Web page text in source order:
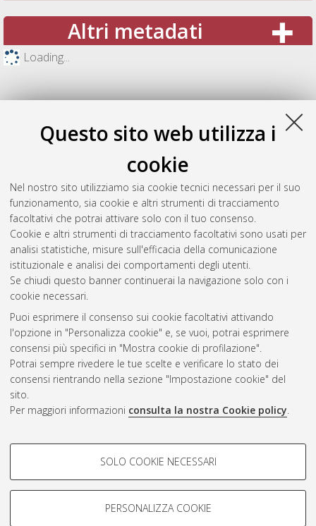
Questo sito web utilizza i
cookie
Nel nostro sito utilizziamo sia cookie tecnici necessari per il suo
funzionamento, sia cookie e altri strumenti di tracciamento
facoltativi che potrai attivare solo con il tuo consenso.
Cookie e altri strumenti di tracciamento facoltativi sono usati per
analisi statistiche, misure sull'efficacia della comunicazione
istituzionale e analisi dei comportamenti degli utenti.
Se chiudi questo banner continuerai la navigazione solo con i
cookie necessari.
Puoi esprimere il consenso sui cookie facoltativi attivando
l'opzione in "Personalizza cookie" e, se vuoi, potrai esprimere
consensi più specifici in "Mostra cookie di profilazione".
Potrai sempre rivedere le tue scelte e verificare lo stato dei
consensi rientrando nella sezione "Impostazione cookie" del
sito.
Per maggiori informazioni consulta la nostra Cookie policy.
COOKIE DI PROFILAZIONE -
Si tratta di cookie utilizzati per analizzare le caratteristiche della
navigazione degli utenti, creare profili in base al loro comportamento
SOLO COOKIE NECESSARI
PERSONALIZZA COOKIE
Altri metadati
Loading...
Gestione del documento:
Atom
Rss 1.0
Rss 2.0
ISSN: 2038-7946
Impostazioni Cookie
Informativa sulla privacy
Condizioni d’uso del sito